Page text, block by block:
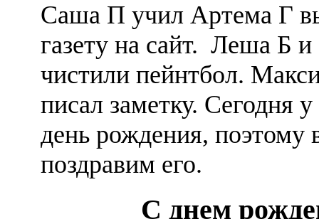
Саша П учил Артема Г
газету на сайт. Леша Б
чистили пейнтбол.
писал заметку. Сегодня
день рождения, поэтому
поздравим его.
С днем